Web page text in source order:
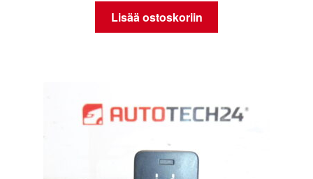
Lisää ostoskoriin